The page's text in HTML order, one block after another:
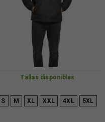
Tallas disponibles
S M XL XXL 4XL 5XL